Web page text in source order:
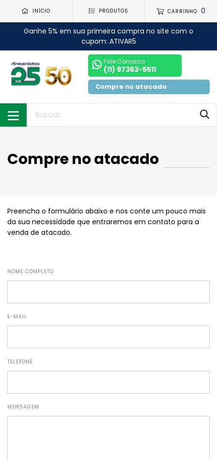
INÍCIO PRODUTOS CARRINHO 0
Ganhe 5% em sua primeira compra no site com o
cupom: ATIVAR5
Fale Conosco
(11) 97363-5511
Compre no atacado
Compre no atacado
Preencha o formulário abaixo e nos conte um pouco mais
da sua necessidade que entraremos em contato para a
venda de atacado.
NOME COMPLETO
E-MAIL
TELEFONE
MENSAGEM